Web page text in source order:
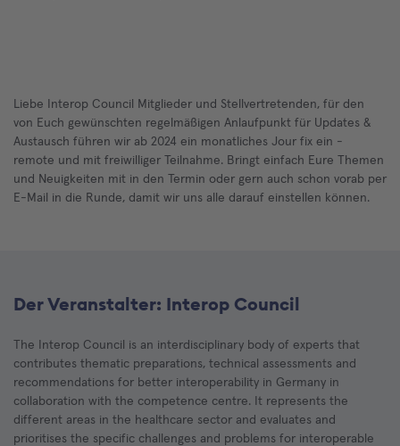
Liebe Interop Council Mitglieder und Stellvertretenden, für den
von Euch gewünschten regelmäßigen Anlaufpunkt für Updates &
Austausch führen wir ab 2024 ein monatliches Jour fix ein -
remote und mit freiwilliger Teilnahme. Bringt einfach Eure Themen
und Neuigkeiten mit in den Termin oder gern auch schon vorab per
E-Mail in die Runde, damit wir uns alle darauf einstellen können.
Der Veranstalter: Interop Council
The Interop Council is an interdisciplinary body of experts that
contributes thematic preparations, technical assessments and
recommendations for better interoperability in Germany in
collaboration with the competence centre. It represents the
different areas in the healthcare sector and evaluates and
prioritises the specific challenges and problems for interoperable